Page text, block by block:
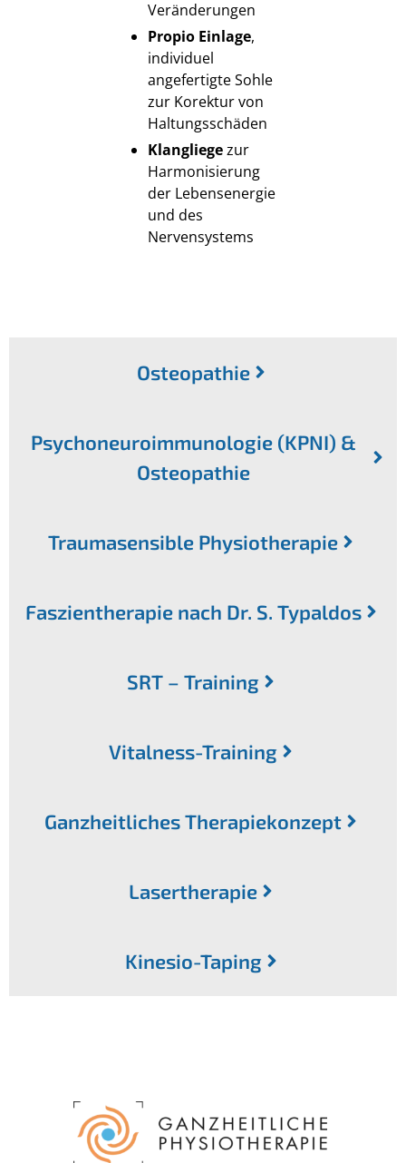
Veränderungen
Propio Einlage,
individuel
angefertigte Sohle
zur Korektur von
Haltungsschäden
Klangliegezur
Harmonisierung
der Lebensenergie
und des
Nervensystems
Osteopathie
Psychoneuroimmunologie (KPNI) &
Osteopathie
Traumasensible Physiotherapie
Faszientherapie nach Dr. S. Typaldos
SRT – Training
Vitalness-Training
Ganzheitliches Therapiekonzept
Lasertherapie
Kinesio-Taping